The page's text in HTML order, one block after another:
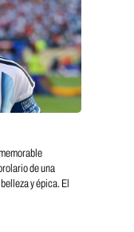
de una
y épica. El